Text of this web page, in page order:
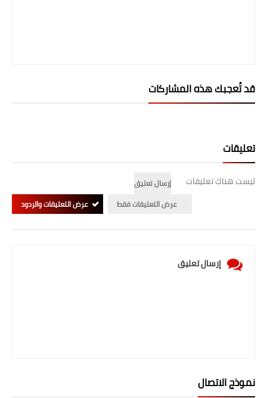
قد تُعجبك هذه المشاركات
تعليقات
ليست هناك تعليقات
إرسال تعليق
عرض التعليقات فقط
عرض التعليقات والردود
إرسال تعليق
نموذج الاتصال